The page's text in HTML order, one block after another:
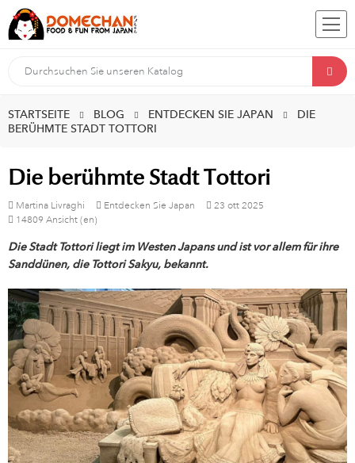
STARTSEITE BLOG ENTDECKEN SIE JAPAN
DIE
BERÜHMTE STADT TOTTORI
Die berühmte Stadt Tottori
Martina Livraghi Entdecken Sie Japan 23 ott 2025
14809 Ansicht (en)
Die Stadt Tottori liegt im Westen Japans und ist vor allem für ihre
Sanddünen, die Tottori Sakyu, bekannt.